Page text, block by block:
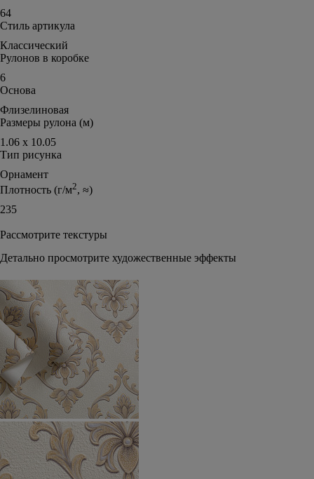
64
Стиль артикула
Классический
Рулонов в коробке
6
Основа
Флизелиновая
Размеры рулона (м)
1.06 х 10.05
Тип рисунка
Орнамент
Плотность (г/м2, ≈)
235
Рассмотрите текстуры
Детально просмотрите художественные эффекты